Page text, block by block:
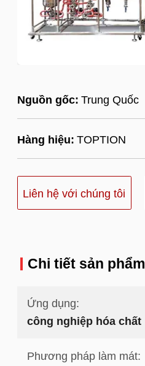
Nguồn gốc: Trung Quốc
Hàng hiệu: TOPTION
Liên hệ với chúng tôi
Chi tiết sản phẩm
Ứng dụng:
công nghiệp hóa chất
Phương pháp làm mát: